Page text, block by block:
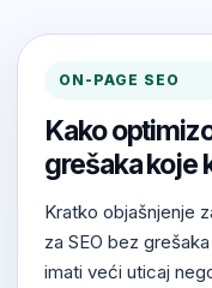
ON-PAGE SEO
Kako
grešaka koje
Kratko objašnjenje
za SEO bez
imati veći uticaj